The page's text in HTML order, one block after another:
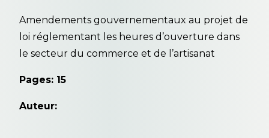
Amendements gouvernementaux au projet de
loi réglementant les heures d’ouverture dans
le secteur du commerce et de l’artisanat
Pages: 15
Auteur: